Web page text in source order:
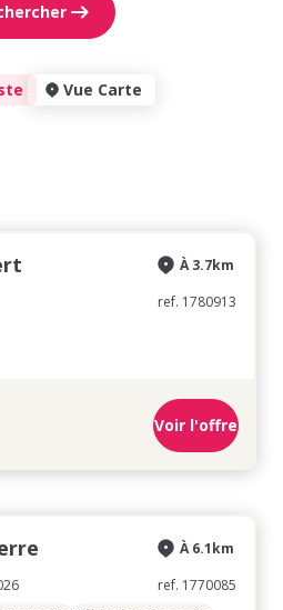
Vue Carte
À 3.7km
ref. 1780913
Voir l'offre
À 6.1km
ref. 1770085